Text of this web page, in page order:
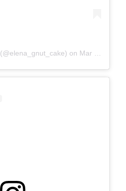
(@elena_gnut_cake) on Mar 25, 2018 at 6:00am PDT